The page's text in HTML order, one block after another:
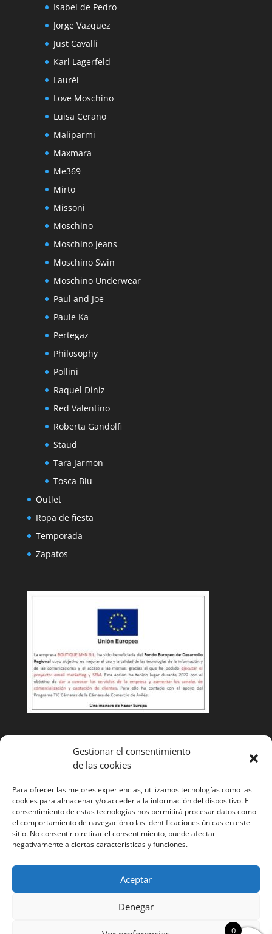
Gestionar el consentimiento
de las cookies
Para ofrecer las mejores experiencias, utilizamos tecnologías como las
cookies para almacenar y/o acceder a la información del dispositivo. El
consentimiento de estas tecnologías nos permitirá procesar datos como
el comportamiento de navegación o las identificaciones únicas en este
sitio. No consentir o retirar el consentimiento, puede afectar
negativamente a ciertas características y funciones.
Aceptar
Denegar
Isabel de Pedro
Jorge Vazquez
Just Cavalli
Karl Lagerfeld
Laurèl
Love Moschino
Luisa Cerano
Maliparmi
Maxmara
Me369
Mirto
Missoni
Moschino
Moschino Jeans
Moschino Swin
Moschino Underwear
Paul and Joe
Paule Ka
Pertegaz
Philosophy
Pollini
Raquel Diniz
Red Valentino
Roberta Gandolfi
Staud
Tara Jarmon
Tosca Blu
Outlet
Ropa de fiesta
Temporada
Zapatos
Condiciones de venta
Cambios y devoluciones
Envíos
¿Tienes alguna duda? Llámanos y te ayudaremos985
52 11 53
0